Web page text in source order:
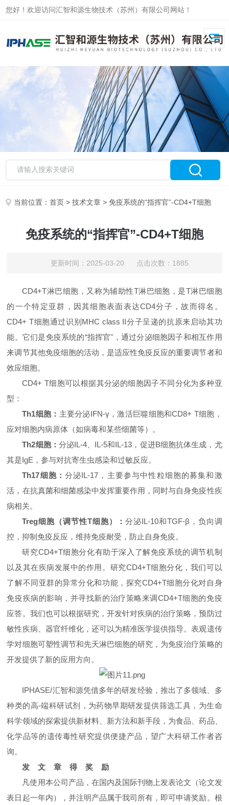
您好！欢迎访问汇智和源生物技术（苏州）有限公司网站！
当前位置：首页 >技术文章 > 免疫系统的“指挥官”-CD4+T细胞
免疫系统的“指挥官”-CD4+T细胞
更新时间：2025-03-20 点击次数：1885
CD4+T淋巴细胞，又称为辅助性T淋巴细胞，是T淋巴细胞
的一个特定亚群，因其细胞表面表达CD4分子，故而得名。
CD4+ T细胞通过识别MHC class II分子呈递的抗原来启动其功
能。它们是免疫系统的“指挥官"，通过分泌细胞因子和相互作用
来调节其他免疫细胞的活动，是适应性免疫反应的重要调节者和
效应细胞。
CD4+ T细胞可以根据其分泌的细胞因子不同分化为多种亚
型：
Th1细胞： 主要分泌IFN-γ，激活巨噬细胞和CD8+ T细胞，
应对细胞内病原体（如病毒和某些细菌等）。
Th2细胞： 分泌IL-4、IL-5和IL-13，促进B细胞抗体生成，尤
其是IgE，参与对抗寄生虫感染和过敏反应。
Th17细胞：分泌IL-17，主要参与中性粒细胞的募集和激
活，在抗真菌和细菌感染中发挥重要作用，同时与自身免疫性疾
病相关。
Treg细胞（调节性T细胞）： 分泌IL-10和TGF-β，负向调
控，抑制免疫反应，维持免疫耐受，防止自身免疫。
研究CD4+T细胞分化有助于深入了解免疫系统的调节机制
以及其在疾病发展中的作用。研究CD4+T细胞分化，我们可以
了解不同亚群的异常分化和功能，探究CD4+T细胞分化对自身
免疫疾病的影响，并寻找新的治疗策略来调CD4+T细胞的免疫
应答。我们也可以根据研究，开发针对疾病的治疗策略，预防过
敏性疾病、器官纤维化，还可以为精准医学提供指导。表观遗传
学对细胞可塑性调节和先天淋巴细胞的研究，为免疫治疗策略的
开发提供了新的应用方向。
IPHASE/汇智和源凭借多年的研发经验，推出了多领域、多
种类的高-端科研试剂，为药物早期研发提供筛选工具，为生命
科学领域的探索提供新材料、新方法和新手段，为食品、药品、
化学品等的遗传毒性研究提供便捷产品，望广大科研工作者咨
询。
发 文 章 得 奖 励
凡使用本公司产品，在国内及国际刊物上发表论文（论文发
表日起一年内），并注明产品属于我司所有，即可申请奖励。根